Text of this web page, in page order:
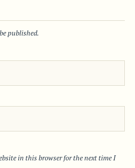
published.
in this browser for the next time I